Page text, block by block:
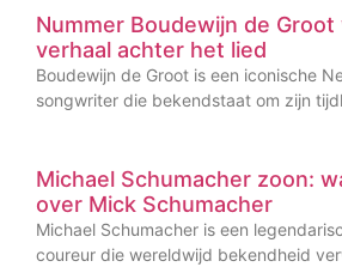
Nummer Boudewijn de
verhaal achter het lied
Boudewijn de Groot is een iconische
songwriter die bekendstaat om zijn
Michael Schumacher zoon:
over Mick Schumacher
Michael Schumacher is een
coureur die wereldwijd bekendheid